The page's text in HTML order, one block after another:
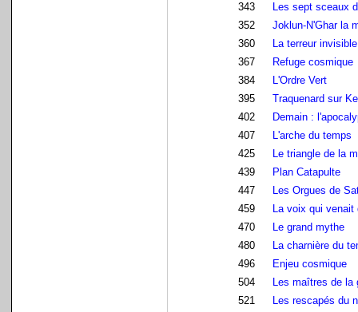
343
Les sept sceaux
352
Joklun-N'Ghar la
360
La terreur invisible
367
Refuge cosmique
384
L'Ordre Vert
395
Traquenard sur
402
Demain :
407
L'arche du temps
425
Le triangle de la
439
Plan Catapulte
447
Les Orgues de
459
La voix qui venait
470
Le grand mythe
480
La charnière du
496
Enjeu cosmique
504
Les maîtres de la
521
Les rescapés du